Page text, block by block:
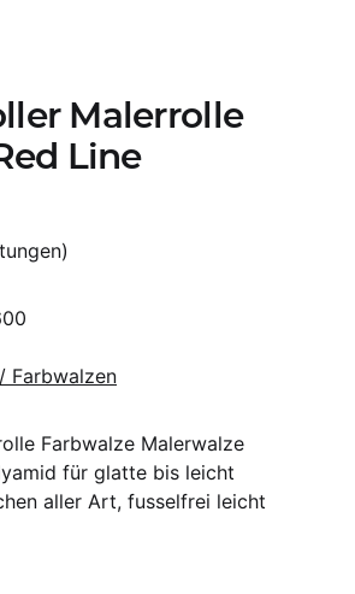
Malerrolle
Line
Farbwalzen
Farbwalze Malerwalze
für glatte bis leicht
aller Art, fusselfrei leicht